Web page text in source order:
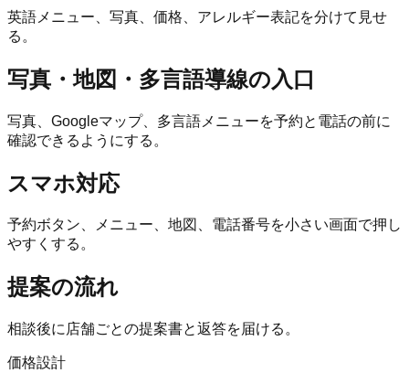
英語メニュー、写真、価格、アレルギー表記を分けて見せ
る。
写真・地図・多言語導線の入口
写真、Googleマップ、多言語メニューを予約と電話の前に
確認できるようにする。
スマホ対応
予約ボタン、メニュー、地図、電話番号を小さい画面で押し
やすくする。
提案の流れ
相談後に店舗ごとの提案書と返答を届ける。
価格設計